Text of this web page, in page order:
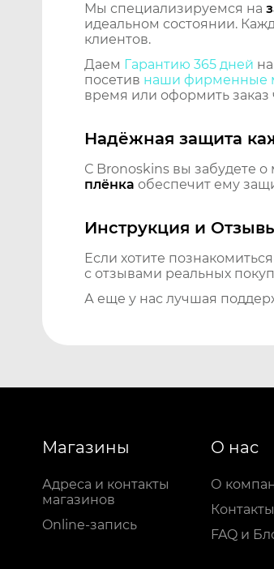
Мы специализируемся на
идеальном состоянии.
клиентов.
Даем Гарантию 365 дней
посетив наши фирменные
время или оформить заказ
Надёжная защита
С Bronoskins вы забудете о
плёнка обеспечит ему
Инструкция и
Если хотите
с отзывами реальных
А еще у нас лучшая
Магазины
Адреса и контакты
магазинов
Online-запись
О нас
О
Контакты
FAQ и